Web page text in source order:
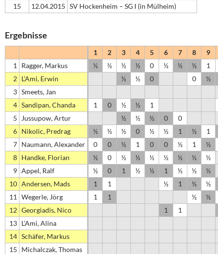
15
12.04.2015 SV Hockenheim – SG I (in Mülheim)
Ergebnisse
1 2 3 4 5 6 7 8
9
1
Ragger, Markus ½ ½ ½ ½ 0 ½ ½ ½
1
2 L’Ami, Erwin ½ ½ 0 0
½
3 Smeets, Jan
4 Sandipan, Chanda 1 0 ½ ½
1
5
Jussupow, Artur ½ ½ ½ 0
0
6 Nikolic, Predrag ½ ½ ½ 0 ½ ½ 1 ½
1
7 Naumann, Alexander 0 0 ½ 1 0 0 ½ 1
½
8 Handke, Florian ½ 0 ½ ½ ½ ½ ½ ½
½
9 Appel, Ralf ½ 0 1 ½ ½ 1 ½ ½
½
10 Andersen, Mads 1 1 ½ 1 ½
½
11
Wegerle, Jörg 1 1 ½
½
12 Georgiadis, Nico 1
1
13 L’Ami, Alina
14 Schäfer, Markus
15
Michalczak, Thomas